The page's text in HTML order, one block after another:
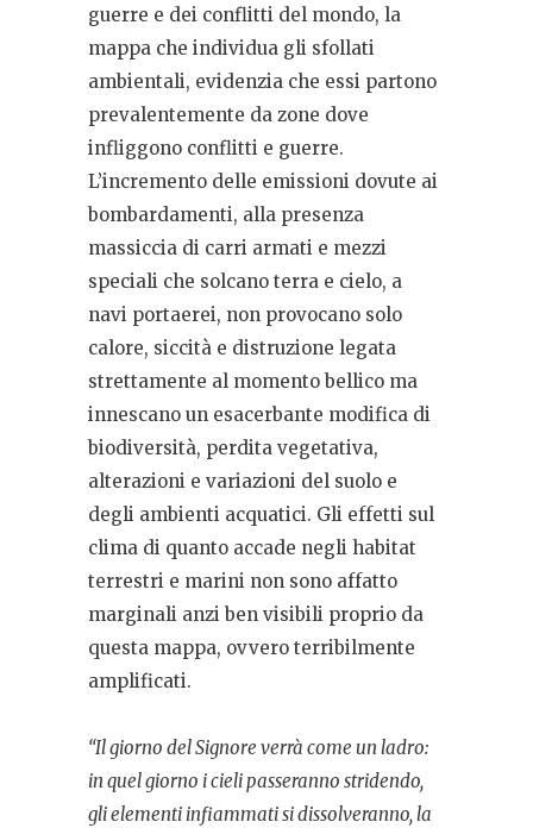
guerre e dei conflitti del mondo, la
mappa che individua gli sfollati
ambientali, evidenzia che essi partono
prevalentemente da zone dove
infliggono conflitti e guerre.
L’incremento delle emissioni dovute ai
bombardamenti, alla presenza
massiccia di carri armati e mezzi
speciali che solcano terra e cielo, a
navi portaerei, non provocano solo
calore, siccità e distruzione legata
strettamente al momento bellico ma
innescano un esacerbante modifica di
biodiversità, perdita vegetativa,
alterazioni e variazioni del suolo e
degli ambienti acquatici. Gli effetti sul
clima di quanto accade negli habitat
terrestri e marini non sono affatto
marginali anzi ben visibili proprio da
questa mappa, ovvero terribilmente
amplificati.
“Il giorno del Signore verrà come un ladro:
in quel giorno i cieli passeranno stridendo,
gli elementi infiammati si dissolveranno, la